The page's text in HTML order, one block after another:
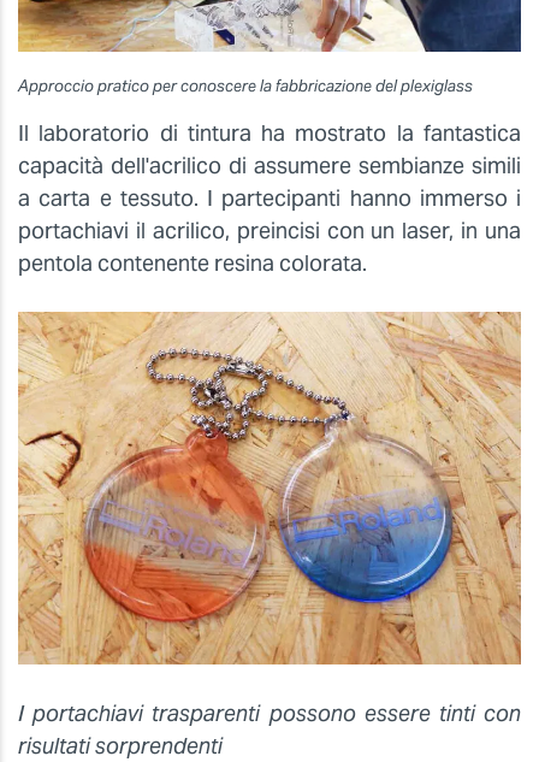
Approccio pratico per conoscere la fabbricazione del plexiglass
Il laboratorio di tintura ha mostrato la fantastica
capacità dell'acrilico di assumere sembianze simili
a carta e tessuto. I partecipanti hanno immerso i
portachiavi il acrilico, preincisi con un laser, in una
pentola contenente resina colorata.
I portachiavi trasparenti possono essere tinti con
risultati sorprendenti